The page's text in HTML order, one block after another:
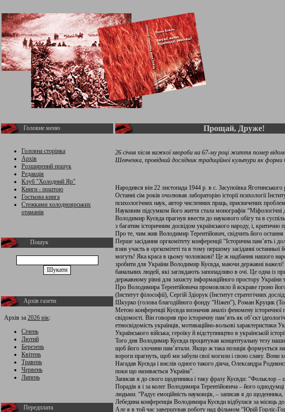
Головне меню
Головна сторінка
Архів
Розширений пошук
Редакція
Клуб "Холодний Яр"
Книги - поштою
Гостьова книга
Стежками холодноярських
отаманів
Пошук
Архів газети
Архів за 2026 рік:
Січень
Лютий
Березень
Квітень
Травень
Червень
Липень
Передплата
Прощай, Друже!
26 січня після важкої хвороби на 67-му році життя помер
Шевченка, провідний дослідник традиційної культури як форми
Народився він 22 листопада 1944 р. в с. Засупоївка
Останні сім років очолював лабораторію історії психології
психологічних наук, автор численних праць, присвячених
Науковим підсумком його життя стала монографія “Міфологічні
Володимир Куєвда прагнув ввести до наукового обігу та в
з багатим історичним досвідом українського народу, і,
Про те, чим жив Володимир Терентійович, свідчить його
Перше засідання оргкомітету конференції “Історична пам’ять
взяв участь в оргкомітеті та в тому першому засіданні
могуть! Яка краса в цьому чоловікові! Це ж надбання нашого
зробити для України Володимир Куєвда, маючи державні важелі!
банальних людей, які заглядають запопадливо в очі. Це одна із
державному рівні для захисту інформаційного простору України
Про Володимира Терентійовича промовляло й яскраве гроно
(Інститут філософії), Сергій Здіорук (Інститут стратегічних
Шкурко (голова благодійного фонду “Ніжен”), Роман Круцик
Метою конференції Куєвда визначив аналіз феномену історичної
свідомості. Він говорив про історичну пам’ять як об’єкт
етносвідомість українців, мотиваційно-вольові
Українського війська; героїку й відступництво в українській
Того дня Володимир Куєвда процитував концептуальну тезу
щоб його злочини пам’ятали. Якщо ж така позиція формується на
вороги прагнуть, щоб ми забули свої могили і свою славу. Вони
Нагадав Куєвда і вислів одного такого діяча, Олександра
поки що називається Україна”.
Записав я до свого щоденника і таку фразу Куєвди: “Фольклор –
Порадів я і за колег Володимира Терентійовича – його
людьми. “Радує емоційність науковців, – записав я до
Лебедина конференція Володимира Куєвди відбулася за місяць
Але я в той час завершував роботу над фільмом “Юрій Горліс-